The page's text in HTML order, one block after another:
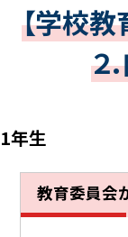
【学校
1年生
教育委員会